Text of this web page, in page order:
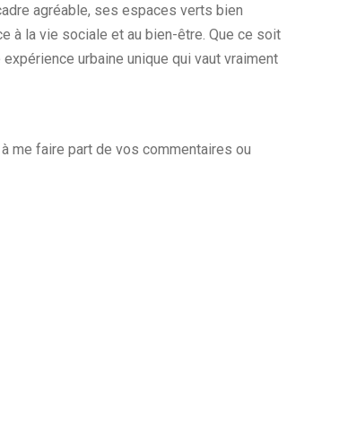
agréable, ses espaces verts bien
à la vie sociale et au bien-être. Que ce soit
urbaine unique qui vaut vraiment
me faire part de vos commentaires ou